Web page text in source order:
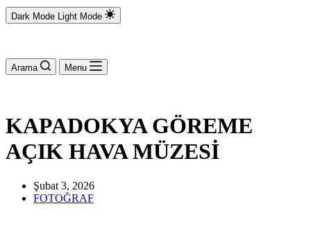
Dark Mode Light Mode
Arama Menu
KAPADOKYA GÖREME
AÇIK HAVA MÜZESİ
Şubat 3, 2026
FOTOĞRAF